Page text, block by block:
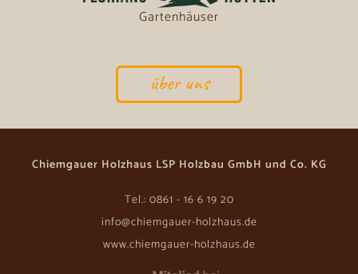
Gartenhäuser
über uns
Chiemgauer Holzhaus LSP Holzbau GmbH und Co. KG
Tel.: 0861 - 16 6 19 20
info@chiemgauer-holzhaus.de
www.chiemgauer-holzhaus.de